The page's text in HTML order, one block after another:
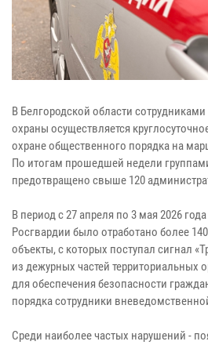
В Белгородской области
охраны осуществляется
охране общественного порядка на
По итогам прошедшей недели
предотвращено свыше 120
В период с 27 апреля по 3 мая 2026
Росгвардии было отработано более
объекты, с которых поступал сигнал
из дежурных частей территориальных
для обеспечения безопасности
порядка сотрудники
Среди наиболее частых нарушений -